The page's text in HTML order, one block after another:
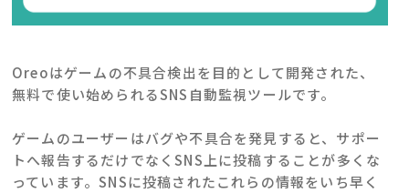
Oreoはゲームの不具合検出を目的として開発された、
無料で使い始められるSNS自動監視ツールです。
ゲームのユーザーはバグや不具合を発見すると、サポー
トへ報告するだけでなくSNS上に投稿することが多くな
っています。SNSに投稿されたこれらの情報をいち早く